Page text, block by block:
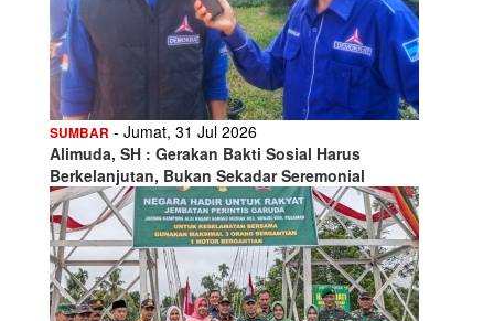
SUMBAR - Jumat, 31 Jul 2026
Alimuda, SH : Gerakan Bakti Sosial Harus
Berkelanjutan, Bukan Sekadar Seremonial